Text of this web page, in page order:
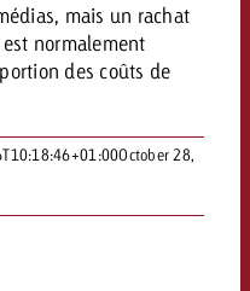
mais un rachat
normalement
des coûts de
October 28,